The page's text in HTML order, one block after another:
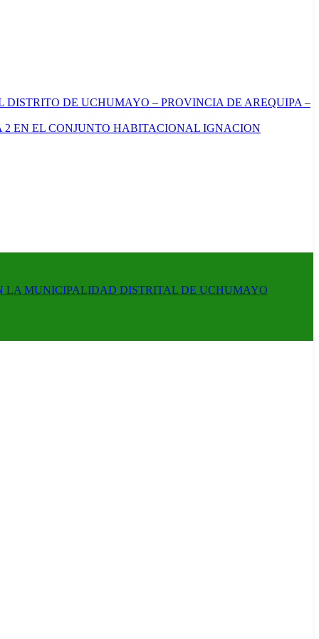
DISTRITO DE UCHUMAYO – PROVINCIA DE AREQUIPA –
EN EL CONJUNTO HABITACIONAL IGNACION
LA MUNICIPALIDAD DISTRITAL DE UCHUMAYO